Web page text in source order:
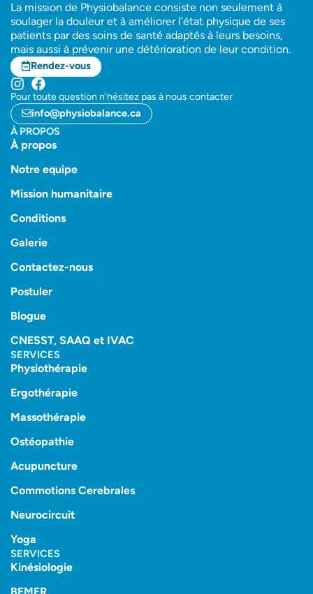
La mission de Physiobalance consiste non seulement à
soulager la douleur et à améliorer l’état physique de ses
patients par des soins de santé adaptés à leurs besoins,
mais aussi à prévenir une détérioration de leur condition.
Rendez-vous
Pour toute question n’hésitez pas à nous contacter
info@physiobalance.ca
À PROPOS
À propos
Notre equipe
Mission humanitaire
Conditions
Galerie
Contactez-nous
Postuler
Blogue
CNESST, SAAQ et IVAC
SERVICES
Physiothérapie
Ergothérapie
Massothérapie
Ostéopathie
Acupuncture
Commotions Cerebrales
Neurocircuit
Yoga
SERVICES
Kinésiologie